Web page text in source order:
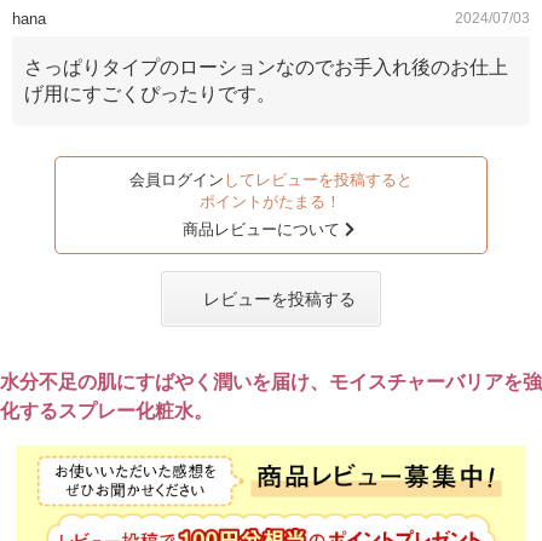
hana 2024/07/03
さっぱりタイプのローションなのでお手入れ後のお仕上
げ用にすごくぴったりです。
会員ログイン してレビューを投稿すると
ポイントがたまる！
商品レビューについて
レビューを投稿する
水分不足の肌にすばやく潤いを届け、モイスチャーバリアを強
化するスプレー化粧水。